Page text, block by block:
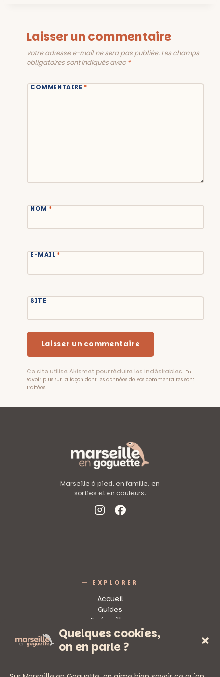
Quelques cookies,
on en parle ?
Laisser un commentaire
Votre adresse e-mail ne sera pas publiée. Les champs
obligatoires sont indiqués avec *
COMMENTAIRE*
NOM*
E-MAIL*
SITE
Ce site utilise Akismet pour réduire les indésirables. En
savoir plus sur la façon dont les données de vos commentaires sont
traitées.
Marseille à pied, en famille, en
sorties et en couleurs.
— EXPLORER
Accueil
Guides
En familles
Sorties